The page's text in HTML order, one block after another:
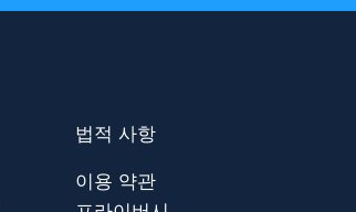
법적 사항
이용 약관